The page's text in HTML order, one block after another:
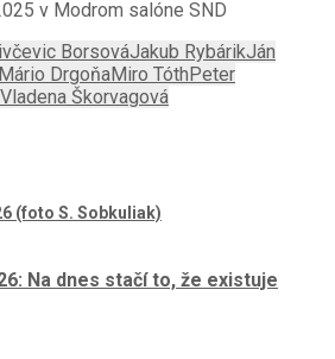
v Modrom salóne SND
BorsováJakub RybárikJán
Mário DrgoňaMiro Tóth Peter
Vladena Škorvagová
Na dnes stačí to, že existuje